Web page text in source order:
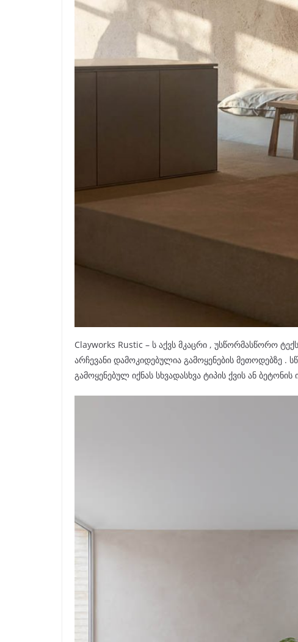
Clayworks Rustic – ს აქვს მკაცრი , უსწორმასწორო
არჩევანი დამოკიდებულია გამოყენების მეთოდებზე .
გამოყენებულ იქნას სხვადასხვა ტიპის ქვის ან ბეტონის